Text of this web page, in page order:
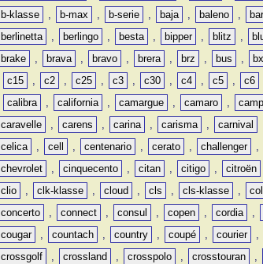
b-klasse
, b-max , b-serie , baja , baleno ,
berlinetta
, berlingo , besta , bipper , blitz ,
brake
, brava , bravo , brera , brz , bus , bx
c15 , c2 , c25 , c3 , c30 , c4 , c5 , c6
calibra , california , camargue , camaro ,
caravelle
, carens , carina , carisma , carnival
celica
, cell , centenario , cerato , challenger ,
chevrolet
, cinquecento , citan , citigo , citroën
clio
, clk-klasse , cloud , cls , cls-klasse ,
concerto
, connect , consul , copen , cordia ,
cougar
, countach , country , coupé , courier ,
crossgolf
, crossland , crosspolo , crosstouran ,